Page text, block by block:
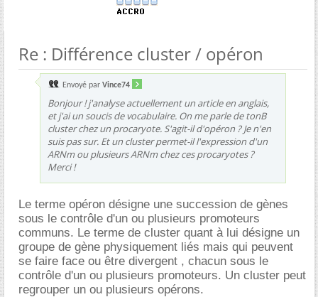
Re : Différence cluster / opéron
Envoyé par Vince74
Bonjour ! j'analyse actuellement un article en anglais,
et j'ai un soucis de vocabulaire. On me parle de tonB
cluster chez un procaryote. S'agit-il d'opéron ? Je n'en
suis pas sur. Et un cluster permet-il l'expression d'un
ARNm ou plusieurs ARNm chez ces procaryotes ?
Merci !
Le terme opéron désigne une succession de gènes
sous le contrôle d'un ou plusieurs promoteurs
communs. Le terme de cluster quant à lui désigne un
groupe de gène physiquement liés mais qui peuvent
se faire face ou être divergent , chacun sous le
contrôle d'un ou plusieurs promoteurs. Un cluster peut
regrouper un ou plusieurs opérons.